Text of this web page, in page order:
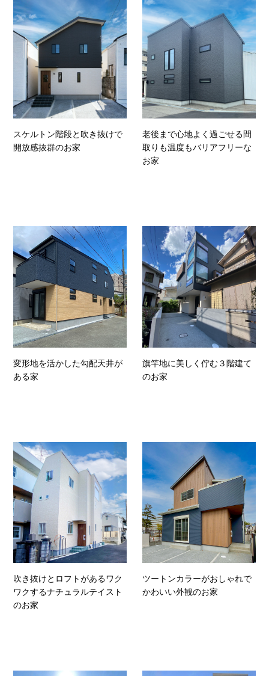
スケルトン階段と吹き抜けで
開放感抜群のお家
老後まで心地よく過ごせる間
取りも温度もバリアフリーな
お家
変形地を活かした勾配天井が
ある家
旗竿地に美しく佇む３階建て
のお家
吹き抜けとロフトがあるワク
ワクするナチュラルテイスト
のお家
ツートンカラーがおしゃれで
かわいい外観のお家